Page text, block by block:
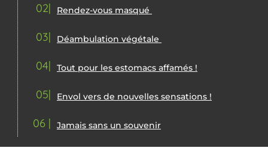
02 Rendez-vous masqué
03 Déambulation végétale
04 Tout pour les estomacs affamés !
05 Envol vers de nouvelles sensations !
06 Jamais sans un souvenir